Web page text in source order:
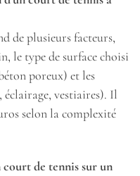
de plusieurs facteurs,
le type de surface choisi
poreux) et les
éclairage, vestiaires). Il
selon la complexité
de tennis sur un